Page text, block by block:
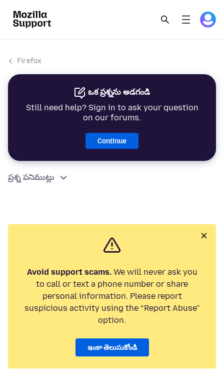
Firefox
ఒక ప్రశ్నను అడగండి
Still need help? Sign in to ask your question
on our forums.
Continue
ప్రశ్న పనిముట్లు
Avoid support scams.We will never ask you
to call or text a phone number or share
personal information. Please report
suspicious activity using the “Report Abuse”
option.
ఇంకా తెలుసుకోండి